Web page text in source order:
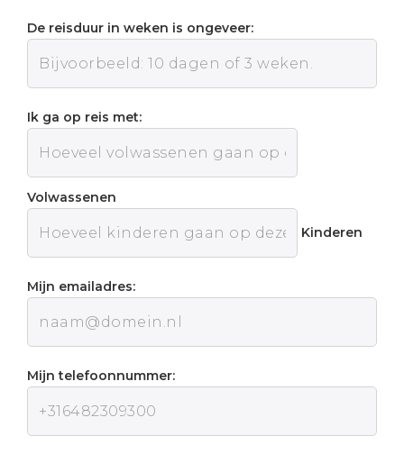
De reisduur in weken is ongeveer:
Ik ga op reis met:
Volwassenen
Kinderen
Mijn emailadres:
Mijn telefoonnummer: